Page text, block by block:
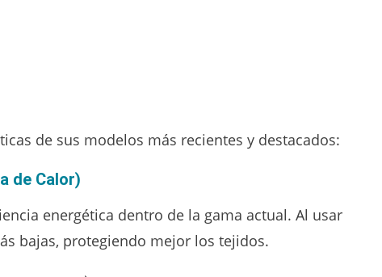
de sus modelos más recientes y destacados:
de Calor)
energética dentro de la gama actual. Al usar
bajas, protegiendo mejor los tejidos.